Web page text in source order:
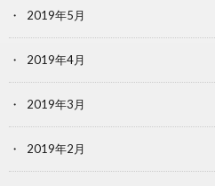
2019年5月
2019年4月
2019年3月
2019年2月